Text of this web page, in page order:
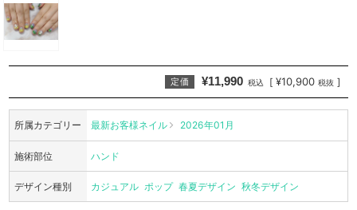
定価 ¥11,990 税込 [ ¥10,900 税抜 ]
所属カテゴリー 最新お客様ネイル 2026年01月
施術部位 ハンド
デザイン種別 カジュアル ポップ 春夏デザイン 秋冬デザイン